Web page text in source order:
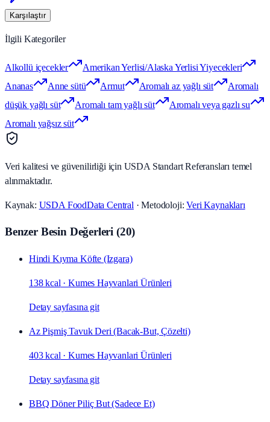
Karşılaştır
İlgili Kategoriler
Alkollü içecekler
Amerikan Yerlisi/Alaska Yerlisi Yiyecekleri
Ananas
Anne sütü Armut Aromalı az yağlı süt
Aromalı
düşük yağlı süt
Aromalı tam yağlı süt
Aromalı veya gazlı su
Aromalı yağsız süt
Veri kalitesi ve güvenilirliği için USDA Standart Referansları temel
alınmaktadır.
Kaynak: USDA FoodData Central · Metodoloji:Veri Kaynakları
Benzer Besin Değerleri (20)
Hindi Kıyma Köfte (Izgara)
138 kcal ·Kumes Hayvanlari Ürünleri
Detay sayfasına git
Az Pişmiş Tavuk Deri (Bacak‑But, Çözelti)
403 kcal ·Kumes Hayvanlari Ürünleri
Detay sayfasına git
BBQ Döner Piliç But (Sadece Et)